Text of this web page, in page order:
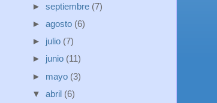
► septiembre (7)
► agosto (6)
► julio (7)
► junio (11)
► mayo (3)
▼ abril (6)